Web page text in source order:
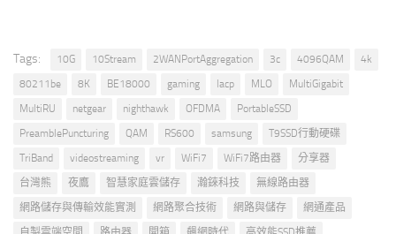
Tags: 10G 10Stream 2WANPortAggregation 3c 4096QAM
4k
80211be
8K BE18000 gaming lacp MLO
MultiGigabit
MultiRU
netgear nighthawk OFDMA
PortableSSD
PreamblePuncturing
QAM RS600 samsung
T9SSD行動硬碟
TriBand
videostreaming vr WiFi7 WiFi7路由器
分享器
台灣熊
夜鷹 智慧家庭雲儲存 瀚錸科技
無線路由器
網路儲存與傳輸效能實測
網路聚合技術 網路與儲存
網通產品